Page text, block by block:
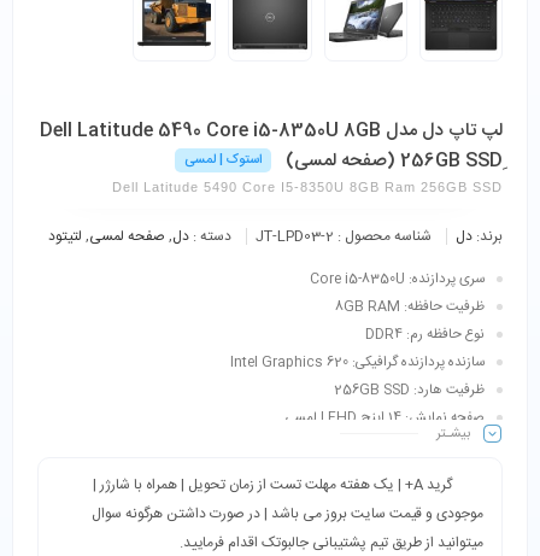
لپ تاپ دل مدل Dell Latitude 5490 Core i5-8350U 8GB
256GB SSDِ (صفحه لمسی)
استوک | لمسی
Dell Latitude 5490 Core I5-8350U 8GB Ram 256GB SSD
برند: دل شناسه محصول : JT-LPD03-2 دسته : دل, صفحه لمسی, لتیتود
سری پردازنده: Core i5-8350U
ظرفیت حافظه: 8GB RAM
نوع حافظه رم: DDR4
سازنده پردازنده گرافیکی: Intel Graphics 620
ظرفیت هارد: 256GB SSD
صفحه نمایش: 14 اینچ FHD | لمسی
بیشـتر
گرید A+ | یک هفته مهلت تست از زمان تحویل | همراه با شارژر |
موجودی و قیمت سایت بروز می باشد | در صورت داشتن هرگونه سوال
میتوانید از طریق تیم پشتیبانی جالبوتک اقدام فرمایید.